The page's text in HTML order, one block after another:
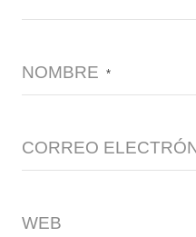
NOMBRE *
CORREO
WEB